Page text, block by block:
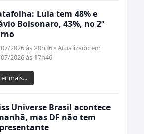
Lula tem 48% e
Bolsonaro, 43%, no 2º
2026 às 20h36 • Atualizado em
2026 às 17h46
mais...
Universe Brasil acontece
mas DF não tem